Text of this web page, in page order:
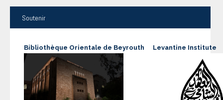
Soutenir
Bibliothèque Orientale de Beyrouth Levantine Institute